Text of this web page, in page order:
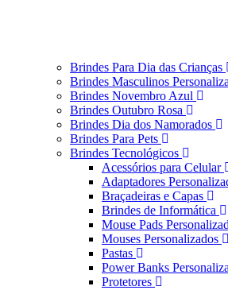
Brindes Para Dia das Crianças
Brindes Masculinos
Brindes Novembro Azul
Brindes Outubro Rosa
Brindes Dia dos Namorados
Brindes Para Pets
Brindes Tecnológicos
Acessórios para Celular
Adaptadores
Braçadeiras e Capas
Brindes de Informática
Mouse Pads
Mouses Personalizados
Pastas
Power Banks
Protetores